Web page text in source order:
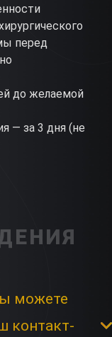
перед
до желаемой
— за 3 дня (не
можете
контакт-